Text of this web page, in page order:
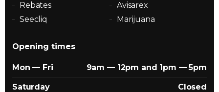
Rebates
Avisarex
Seecliq
Marijuana
Opening times
Mon — Fri 9am — 12pm and 1pm — 5pm
Saturday Closed